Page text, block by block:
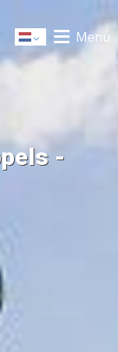
Dutch Menu
-